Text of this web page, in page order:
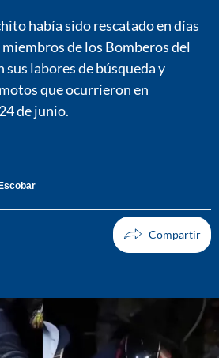
había sido rescatado en días
de los Bomberos del
labores de búsqueda y
que ocurrieron en
de junio.